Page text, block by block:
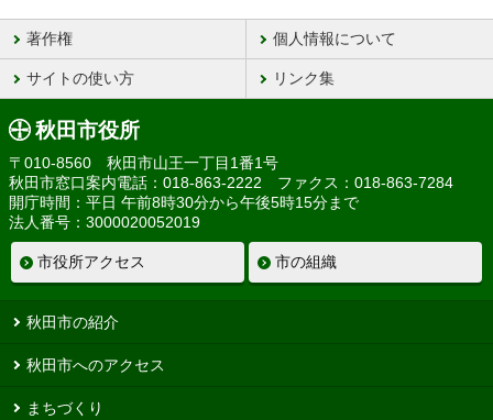
著作権 個人情報について
サイトの使い方 リンク集
秋田市役所
〒010-8560 秋田市山王一丁目1番1号
秋田市窓口案内電話：018-863-2222 ファクス：018-863-7284
開庁時間：平日 午前8時30分から午後5時15分まで
法人番号：3000020052019
市役所アクセス 市の組織
秋田市の紹介
秋田市へのアクセス
まちづくり